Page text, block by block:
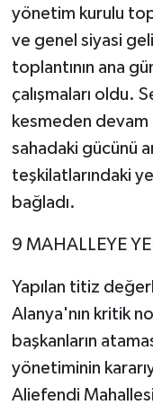
yönetim kurulu
ve genel siyasi
toplantının ana
çalışmaları oldu.
kesmeden
sahadaki gücünü
teşkilatlarındaki
bağladı.
​9 MAHALLEYE
​Yapılan titiz
Alanya'nın kritik
başkanların
yönetiminin
Aliefendi